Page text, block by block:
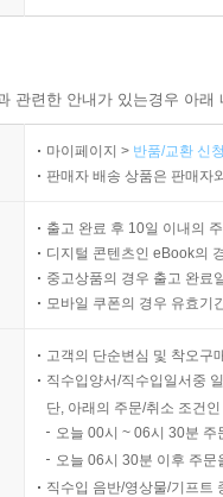
관련한 안내가 있는경우 아
마이페이지 > 반품/교환 신
판매자 배송 상품은 판매자
출고 완료 후 10일 이내의
디지털 콘텐츠인 eBook의
중고상품의 경우 출고 완료
모바일 쿠폰의 경우 유효기
고객의 단순변심 및 착오구
직수입양서/직수입일서중
단, 아래의 주문/취소 조건
오늘 00시 ~ 06시 30분
오늘 06시 30분 이후 주
직수입 음반/영상물/기프트